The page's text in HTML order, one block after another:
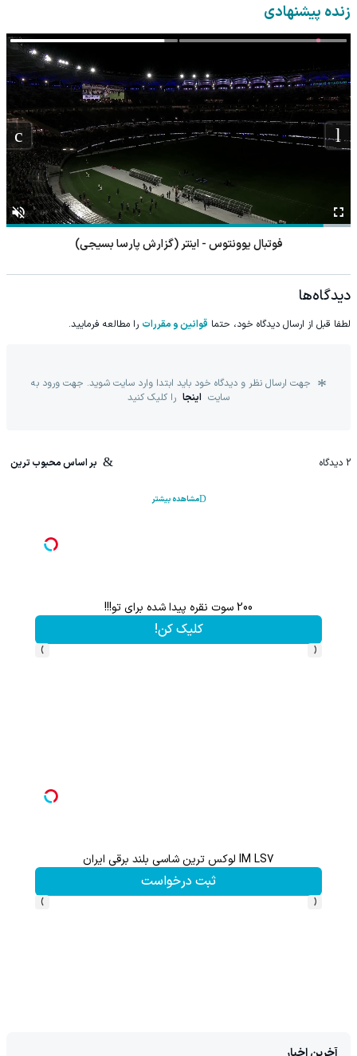
زنده پیشنهادی
فوتبال یوونتوس - اینتر (گزارش پارسا بسیجی)
دیدگاه‌ها
لطفا قبل از ارسال دیدگاه خود، حتما قوانین و مقررات را مطالعه فرمایید.
جهت ارسال نظر و دیدگاه خود باید ابتدا وارد سایت شوید. جهت ورود به
سایت اینجا را کلیک کنید
2 دیدگاه بر اساس محبوب ترین
مشاهده بیشتر
یخچال ویترینی 9 فوت ایستکول (جدید)
کلیک کن!
‹
›
کلیک کن!
‹
›